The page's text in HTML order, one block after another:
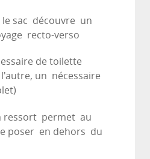
sac découvre un
recto-verso
de toilette
un nécessaire
ressort permet au
poser en dehors du